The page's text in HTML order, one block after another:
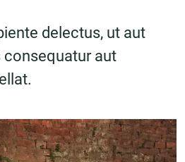
delectus, ut aut
aut